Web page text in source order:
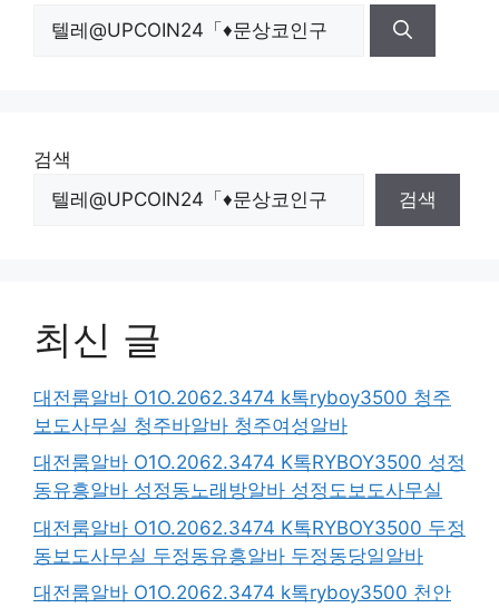
색:
검색
검색
최신 글
대전룸알바 O1O.2062.3474 k톡ryboy3500 청주
보도사무실 청주바알바 청주여성알바
대전룸알바 O1O.2062.3474 K톡RYBOY3500 성정
동유흥알바 성정동노래방알바 성정도보도사무실
대전룸알바 O1O.2062.3474 K톡RYBOY3500 두정
동보도사무실 두정동유흥알바 두정동당일알바
대전룸알바 O1O.2062.3474 k톡ryboy3500 천안